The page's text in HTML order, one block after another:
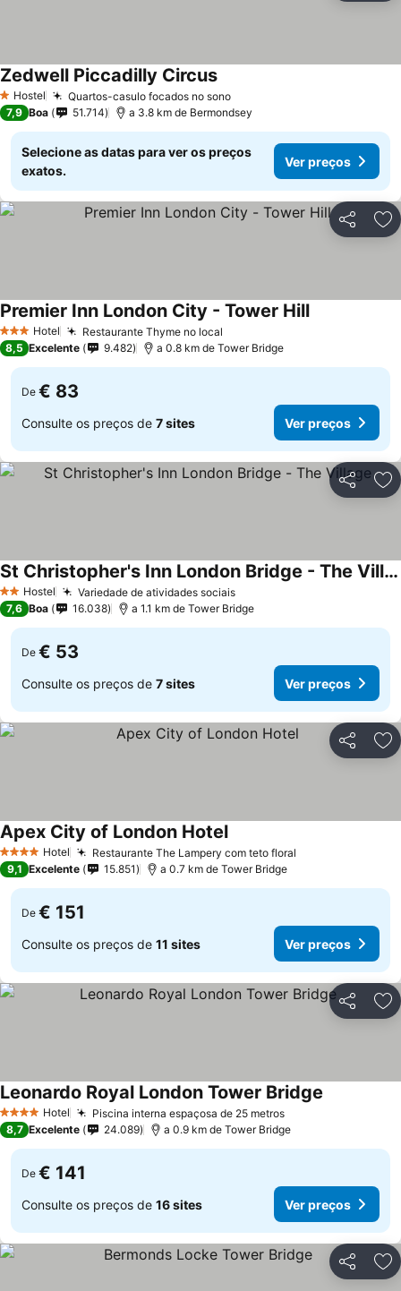
1 Estrelas
Hostel Quartos-casulo focados no sono
Zedwell Piccadilly Circus
7,9 Boa 51.714 a 3.8 km de Bermondsey
Selecione as datas para ver os preços
exatos.
Ver preços
Partilhar
3 EstrelasHotel Restaurante Thyme no local
Premier Inn London City - Tower Hill
8,5 Excelente 9.482 a 0.8 km de Tower Bridge
De € 83
Consulte os preços de 7 sites Ver preços
Partilhar
2 Estrelas
Hostel Variedade de atividades sociais
St Christopher's Inn London Bridge - The Village
7,6 Boa 16.038 a 1.1 km de Tower Bridge
De € 53
Consulte os preços de 7 sites Ver preços
Partilhar
4 EstrelasHotel Restaurante The Lampery com teto floral
Apex City of London Hotel
9,1 Excelente 15.851 a 0.7 km de Tower Bridge
De € 151
Consulte os preços de 11 sites Ver preços
Partilhar
4 EstrelasHotel Piscina interna espaçosa de 25 metros
Leonardo Royal London Tower Bridge
8,7 Excelente 24.089 a 0.9 km de Tower Bridge
De € 141
Consulte os preços de 16 sites Ver preços
Partilhar